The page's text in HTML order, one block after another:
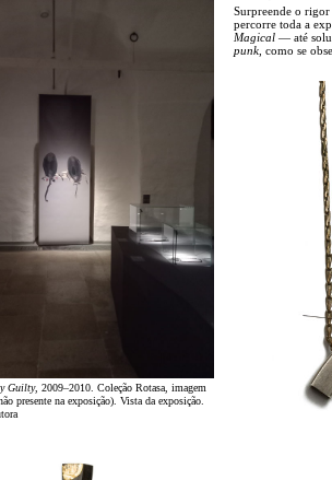
Guilty, 2009–2010. Coleção Rotasa, imagem
presente na exposição). Vista da exposição.
Surpreende o rigor
percorre toda a
Magical — até
punk , como se